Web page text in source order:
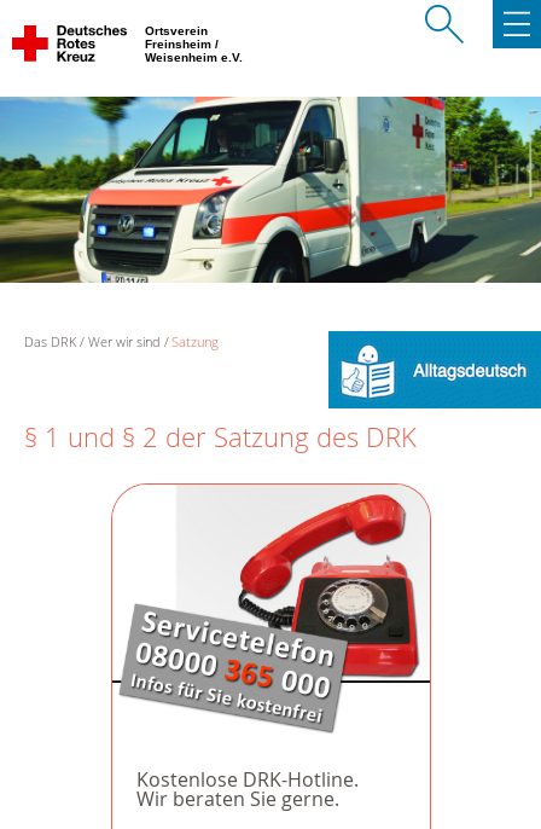
Ortsverein
Freinsheim /
Weisenheim e.V.
Das DRK Wer wir sind Satzung
§ 1 und § 2 der Satzung des DRK
Kostenlose DRK-Hotline.
Wir beraten Sie gerne.